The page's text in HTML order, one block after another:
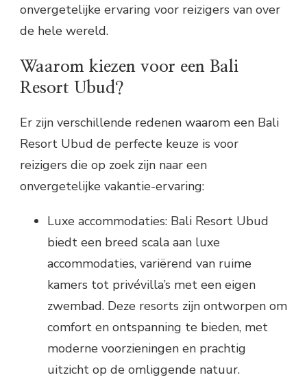
onvergetelijke ervaring voor reizigers van over
de hele wereld.
Waarom kiezen voor een Bali
Resort Ubud?
Er zijn verschillende redenen waarom een Bali
Resort Ubud de perfecte keuze is voor
reizigers die op zoek zijn naar een
onvergetelijke vakantie-ervaring:
Luxe accommodaties: Bali Resort Ubud
biedt een breed scala aan luxe
accommodaties, variërend van ruime
kamers tot privévilla’s met een eigen
zwembad. Deze resorts zijn ontworpen om
comfort en ontspanning te bieden, met
moderne voorzieningen en prachtig
uitzicht op de omliggende natuur.